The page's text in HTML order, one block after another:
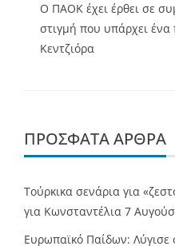
Ο ΠΑΟΚ έχει έρθει σε
στιγμή που υπάρχει
Κεντζιόρα
ΠΡΌΣΦΑΤΑ ΆΡΘΡΑ
Τούρκικα σενάρια για
για Κωνσταντέλια 7
Ευρωπαϊκό Παίδων: